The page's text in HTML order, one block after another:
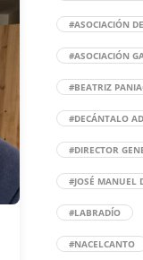
#ASOCIACIÓN
#ASOCIACIÓN
#BEATRIZ
#DECÁNTALO
#DIRECTOR
#JOSÉ MANUEL
#LABRADÍO
#NACELCANTO